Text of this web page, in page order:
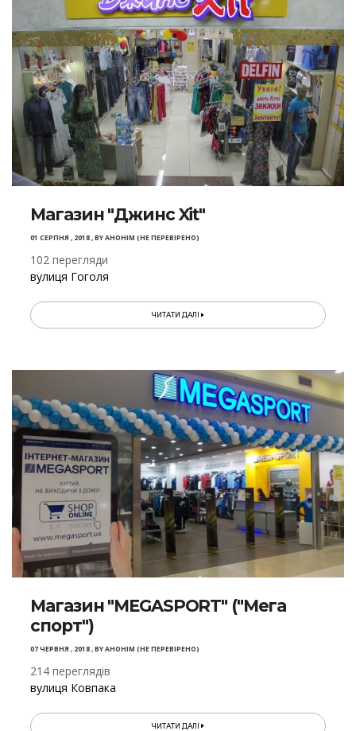
Магазин "Джинс Xit"
01 СЕРПНЯ , 2018,BYАНОНІМ (НЕ ПЕРЕВІРЕНО)
102 перегляди
вулиця Гоголя
ЧИТАТИ ДАЛІ
Магазин "MEGASPORT" ("Мега
спорт")
07 ЧЕРВНЯ , 2018,BYАНОНІМ (НЕ ПЕРЕВІРЕНО)
214 переглядів
вулиця Ковпака
ЧИТАТИ ДАЛІ